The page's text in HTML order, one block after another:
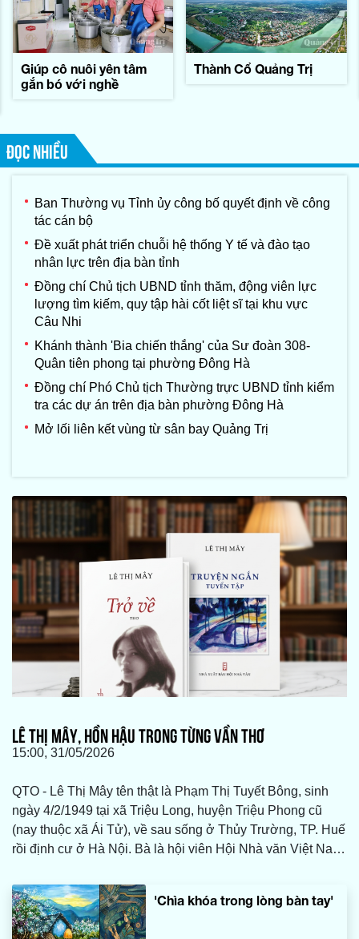
Giúp cô nuôi yên tâm
gắn bó với nghề
Thành Cổ Quảng Trị
ĐỌC NHIỀU
Ban Thường vụ Tỉnh ủy công bố quyết định về công
tác cán bộ
Đề xuất phát triển chuỗi hệ thống Y tế và đào tạo
nhân lực trên địa bàn tỉnh
Đồng chí Chủ tịch UBND tỉnh thăm, động viên lực
lượng tìm kiếm, quy tập hài cốt liệt sĩ tại khu vực
Câu Nhi
Khánh thành 'Bia chiến thắng' của Sư đoàn 308-
Quân tiên phong tại phường Đông Hà
Đồng chí Phó Chủ tịch Thường trực UBND tỉnh kiểm
tra các dự án trên địa bàn phường Đông Hà
Mở lối liên kết vùng từ sân bay Quảng Trị
LÊ THỊ MÂY, HỒN HẬU TRONG TỪNG VẦN THƠ
15:00, 31/05/2026
QTO - Lê Thị Mây tên thật là Phạm Thị Tuyết Bông, sinh
ngày 4/2/1949 tại xã Triệu Long, huyện Triệu Phong cũ
(nay thuộc xã Ái Tử), về sau sống ở Thủy Trường, TP. Huế
rồi định cư ở Hà Nội. Bà là hội viên Hội Nhà văn Việt Nam,
'Chìa khóa trong lòng bàn tay'